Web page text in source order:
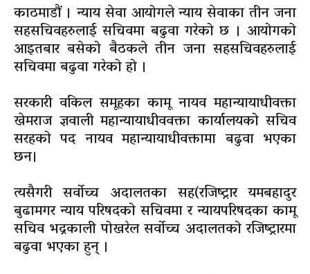
काठमाडौं । न्याय सेवा आयोगले न्याय सेवाका तीन जना
सहसचिवहरुलाई सचिवमा बढुवा गरेको छ । आयोगको
आइतबार बसेको बैठकले तीन जना सहसचिवहरुलाई
सचिवमा बढुवा गरेको हो ।
सरकारी वकिल समूहका कामू नायव महान्यायाधीवक्ता
खेमराज ज्ञवाली महान्यायाधीववक्ता कार्यालयको सचिव
सरहको पद नायव महान्यायाधीवक्तामा बढुवा भएका
छन।
त्यसैगरी सर्वोच्च अदालतका सह(रजिष्ट्रार यमबहादुर
बुढामगर न्याय परिषदको सचिवमा र न्यायपरिषदका कामू
सचिव भद्रकाली पोखरेल सर्वोच्च अदालतको रजिष्ट्रारमा
बढुवा भएका हुन् ।